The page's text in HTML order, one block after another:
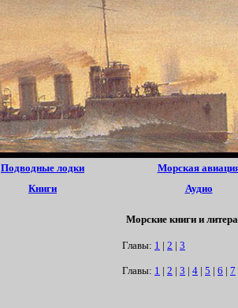
Подводные лодки Морская
Книги Аудио
Морские книги и
Главы: 1 | 2 | 3
Главы: 1 | 2 | 3 | 4 | 5 | 6 | 7